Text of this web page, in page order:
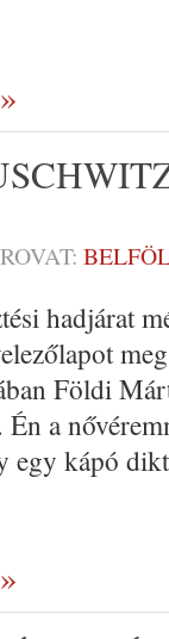
ROVAT:
hadjárat
Földi
a
egy kápó